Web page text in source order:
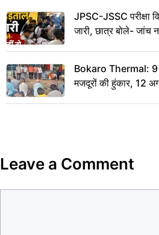
JPSC-JSSC परीक्षा
जारी, छात्र बोले- जांच
Bokaro Thermal: 9
मजदूरों की हुंकार, 12
Leave a Comment